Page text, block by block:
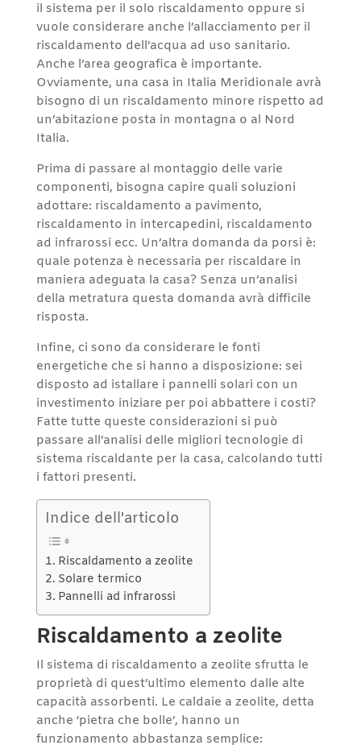
il sistema per il solo riscaldamento oppure si
vuole considerare anche l’allacciamento per il
riscaldamento dell’acqua ad uso sanitario.
Anche l’area geografica è importante.
Ovviamente, una casa in Italia Meridionale avrà
bisogno di un riscaldamento minore rispetto ad
un’abitazione posta in montagna o al Nord
Italia.
Prima di passare al montaggio delle varie
componenti, bisogna capire quali soluzioni
adottare: riscaldamento a pavimento,
riscaldamento in intercapedini, riscaldamento
ad infrarossi ecc. Un’altra domanda da porsi è:
quale potenza è necessaria per riscaldare in
maniera adeguata la casa? Senza un’analisi
della metratura questa domanda avrà difficile
risposta.
Infine, ci sono da considerare le fonti
energetiche che si hanno a disposizione: sei
disposto ad istallare i pannelli solari con un
investimento iniziare per poi abbattere i costi?
Fatte tutte queste considerazioni si può
passare all’analisi delle migliori tecnologie di
sistema riscaldante per la casa, calcolando tutti
i fattori presenti.
Indice dell'articolo
Riscaldamento a zeolite
Solare termico
Pannelli ad infrarossi
Riscaldamento a zeolite
Il sistema di riscaldamento a zeolite sfrutta le
proprietà di quest’ultimo elemento dalle alte
capacità assorbenti. Le caldaie a zeolite, detta
anche ‘pietra che bolle’, hanno un
funzionamento abbastanza semplice: